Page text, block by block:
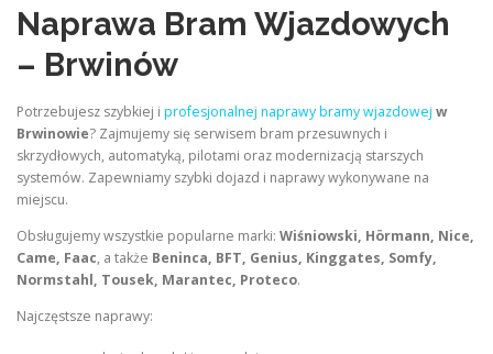
Naprawa Bram Wjazdowych
– Brwinów
Potrzebujesz szybkiej i profesjonalnej naprawy bramy wjazdowej w
Brwinowie? Zajmujemy się serwisem bram przesuwnych i
skrzydłowych, automatyką, pilotami oraz modernizacją starszych
systemów. Zapewniamy szybki dojazd i naprawy wykonywane na
miejscu.
Obsługujemy wszystkie popularne marki: Wiśniowski, Hörmann, Nice,
Came, Faac, a także Beninca, BFT, Genius, Kinggates, Somfy,
Normstahl, Tousek, Marantec, Proteco.
Najczęstsze naprawy: